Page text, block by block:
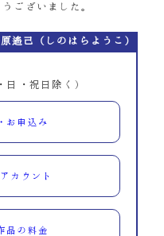
ございました。
遙己（しのはらようこ）
日・祝日除く）
お申込み
カウント
品の料金